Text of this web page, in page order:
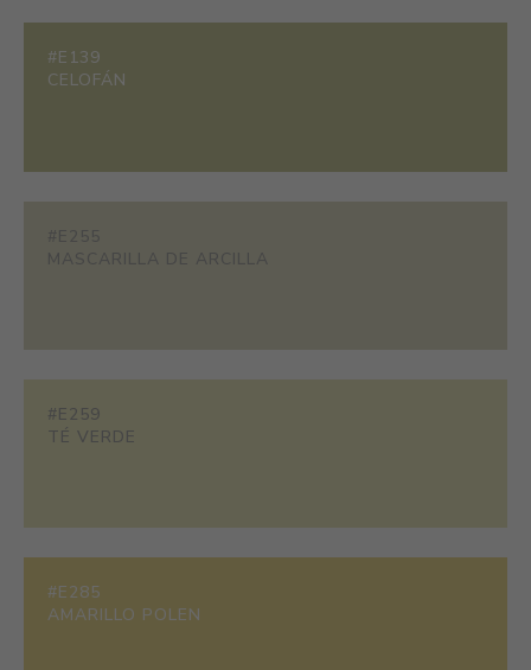
#E139
CELOFÁN
#E259
TÉ VERDE
#E285
AMARILLO POLEN